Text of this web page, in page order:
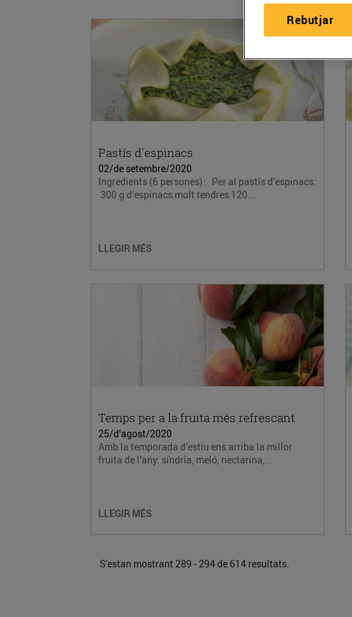
Pastís d'espinacs
02/de setembre/2020
Ingredients (6 persones): Per al pastís d’espinacs:
300 g d’espinacs molt tendres 120...
LLEGIR MÉS
Temps per a la fruita més refrescant
25/d’agost/2020
Amb la temporada d’estiu ens arriba la millor
fruita de l’any: síndria, meló, nectarina,...
LLEGIR MÉS
S'estan mostrant 289 - 294 de 614 resultats.
Rebutjar